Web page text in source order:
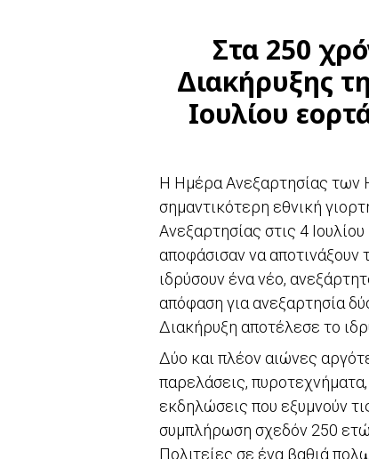
Στα 250
Διακήρυξης
Ιουλίου
Η Ημέρα Ανεξαρτησίας των
σημαντικότερη εθνική
Ανεξαρτησίας στις 4
αποφάσισαν να αποτινάξουν
ιδρύσουν ένα νέο,
απόφαση για ανεξαρτησία
Διακήρυξη αποτέλεσε το
Δύο και πλέον αιώνες
παρελάσεις,
εκδηλώσεις που εξυμνούν
συμπλήρωση σχεδόν 250
Πολιτείες σε ένα βαθιά